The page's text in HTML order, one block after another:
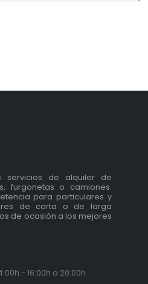
servicios de alquiler de
furgonetas o camiones.
para particulares y
de corta o de larga
de ocasión a los mejores
- 16:00h a 20:00h